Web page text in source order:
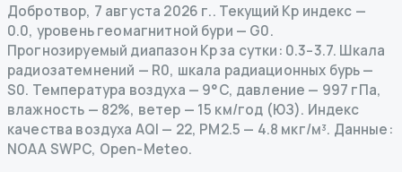
Добротвор, 7 августа 2026 г.. Текущий Kp индекс —
0.0, уровень геомагнитной бури — G0.
Прогнозируемый диапазон Kp за сутки: 0.3–3.7. Шкала
радиозатемнений — R0, шкала радиационных бурь—
S0. Температура воздуха — 9°C, давление — 997 гПа,
влажность — 82%, ветер — 15 км/год (ЮЗ). Индекс
качества воздуха AQI — 22, PM2.5 — 4.8 мкг/м³. Данные:
NOAA SWPC, Open-Meteo.